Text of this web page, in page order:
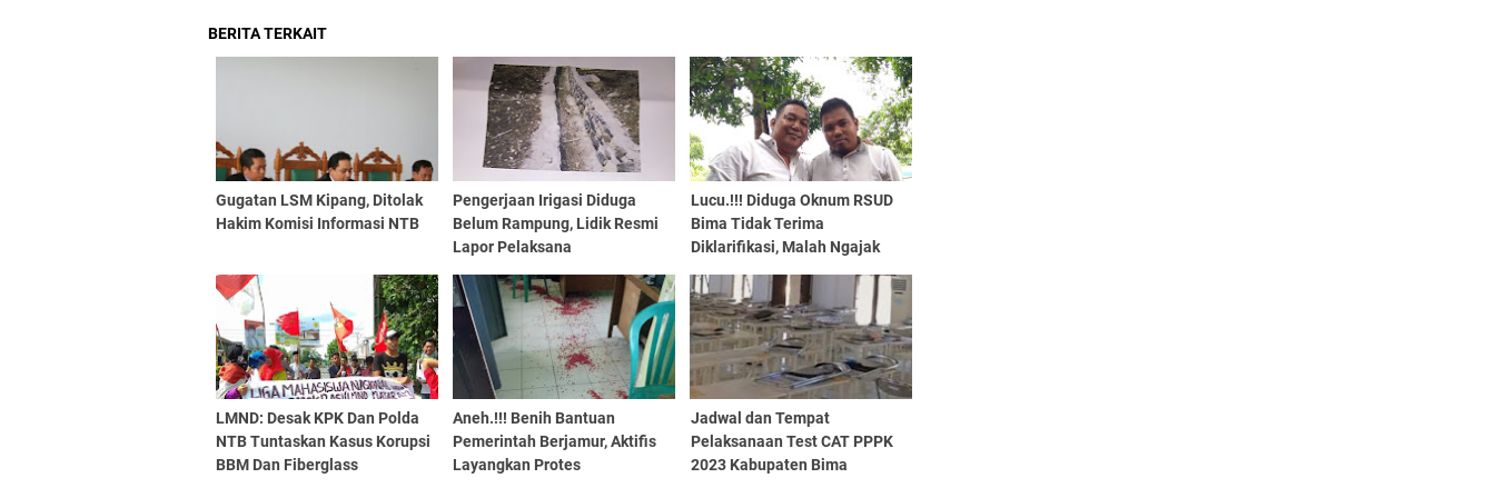
BERITA TERKAIT
Gugatan LSM Kipang, Ditolak
Hakim Komisi Informasi NTB
Pengerjaan Irigasi Diduga
Belum Rampung, Lidik Resmi
Lapor Pelaksana
Lucu.!!! Diduga Oknum RSUD
Bima Tidak Terima
Diklarifikasi, Malah Ngajak
LMND: Desak KPK Dan Polda
NTB Tuntaskan Kasus Korupsi
BBM Dan Fiberglass
Aneh.!!! Benih Bantuan
Pemerintah Berjamur, Aktifis
Layangkan Protes
Jadwal dan Tempat
Pelaksanaan Test CAT PPPK
2023 Kabupaten Bima